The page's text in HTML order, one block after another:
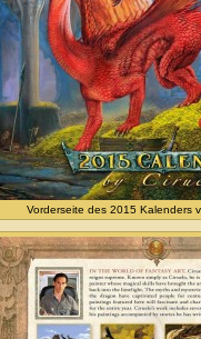
Vorderseite des 2015 Kalenders